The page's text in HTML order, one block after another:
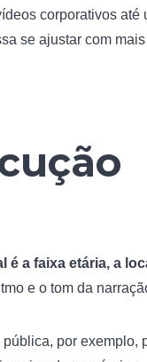
corporativos até
se ajustar com
é a faixa etária, a
e o tom da
por exemplo,